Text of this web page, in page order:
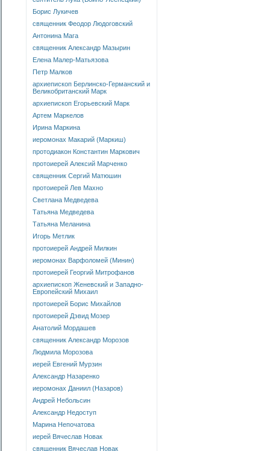
Борис Лукичев
священник Феодор Людоговский
Антонина Мага
священник Александр Мазырин
Елена Малер-Матьязова
Петр Малков
архиепископ Берлинско-Германский и
Великобританский Марк
архиепископ Егорьевский Марк
Артем Маркелов
Ирина Маркина
иеромонах Макарий (Маркиш)
протодиакон Константин Маркович
протоиерей Алексий Марченко
священник Сергий Матюшин
протоиерей Лев Махно
Светлана Медведева
Татьяна Медведева
Татьяна Меланина
Игорь Метлик
протоиерей Андрей Милкин
иеромонах Варфоломей (Минин)
протоиерей Георгий Митрофанов
архиепископ Женевский и Западно-
Европейский Михаил
протоиерей Борис Михайлов
протоиерей Дэвид Мозер
Анатолий Мордашев
священник Александр Морозов
Людмила Морозова
иерей Евгений Мурзин
Александр Назаренко
иеромонах Даниил (Назаров)
Андрей Небольсин
Александр Недоступ
Марина Непочатова
иерей Вячеслав Новак
священник Вячеслав Новак